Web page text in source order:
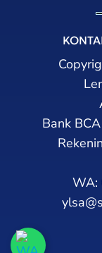
Bank
WA: